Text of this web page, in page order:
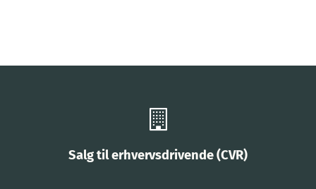
Salg til erhvervsdrivende (CVR)